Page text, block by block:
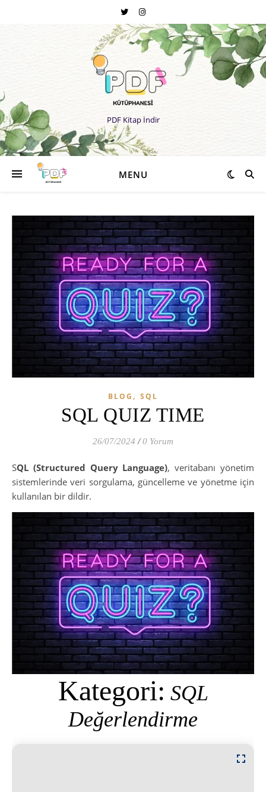
PDF Kitap İndir
MENU
BLOG , SQL
SQL QUIZ TIME
26/07/2024 / 0 Yorum
SQL (Structured Query Language), veritabanı yönetim
sistemlerinde veri sorgulama, güncelleme ve yönetme için
kullanılan bir dildir.
Kategori: SQL
Değerlendirme